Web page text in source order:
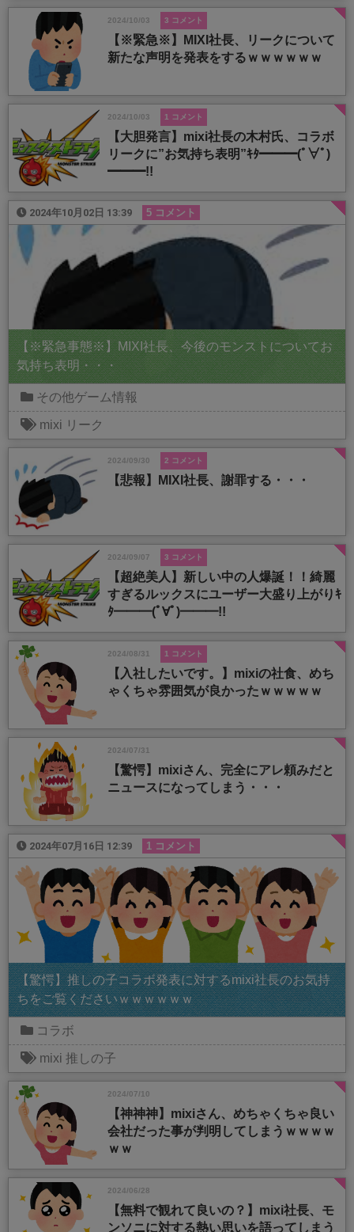
2024/10/03 3 コメント
【※緊急※】MIXI社長、リークについて
新たな声明を発表をするｗｗｗｗｗｗ
2024/10/03 1 コメント
【大胆発言】mixi社長の木村氏、コラボ
リークに”お気持ち表明”ｷﾀ━━━(ﾟ∀ﾟ)
━━━!!
2024年10月02日 13:39 5 コメント
【※緊急事態※】MIXI社長、今後のモンストについてお
気持ち表明・・・
その他ゲーム情報
mixi リーク
2024/09/30 2 コメント
【悲報】MIXI社長、謝罪する・・・
2024/09/07 3 コメント
【超絶美人】新しい中の人爆誕！！綺麗
すぎるルックスにユーザー大盛り上がりｷ
ﾀ━━━(ﾟ∀ﾟ)━━━!!
2024/08/31 1 コメント
【入社したいです。】mixiの社食、めち
ゃくちゃ雰囲気が良かったｗｗｗｗｗ
2024/07/31
【驚愕】mixiさん、完全にアレ頼みだと
ニュースになってしまう・・・
2024年07月16日 12:39 1 コメント
【驚愕】推しの子コラボ発表に対するmixi社長のお気持
ちをご覧くださいｗｗｗｗｗｗ
コラボ
mixi 推しの子
2024/07/10
【神神神】mixiさん、めちゃくちゃ良い
会社だった事が判明してしまうｗｗｗｗ
ｗｗ
2024/06/28
【無料で観れて良いの？】mixi社長、モ
ンソニに対する熱い思いを語ってしまう